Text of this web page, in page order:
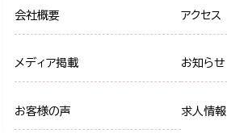
会社概要 アクセス
メディア掲載 お知らせ
お客様の声 求人情報